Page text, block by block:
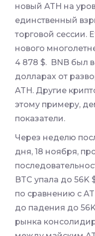
новый ATH на
единственный
торговой сессии.
нового
4 878 $. BNB был
долларах от
ATH. Другие
этому примеру,
показатели.
Через неделю
дня, 18 ноября,
BTC упала до 56K
по сравнению с
до падения до
рынка